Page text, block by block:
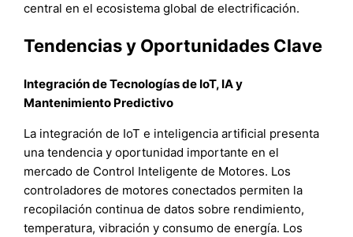
central en el ecosistema global de electrificación.
Tendencias y Oportunidades Clave
Integración de Tecnologías de IoT, IA y
Mantenimiento Predictivo
La integración de IoT e inteligencia artificial presenta
una tendencia y oportunidad importante en el
mercado de Control Inteligente de Motores. Los
controladores de motores conectados permiten la
recopilación continua de datos sobre rendimiento,
temperatura, vibración y consumo de energía. Los